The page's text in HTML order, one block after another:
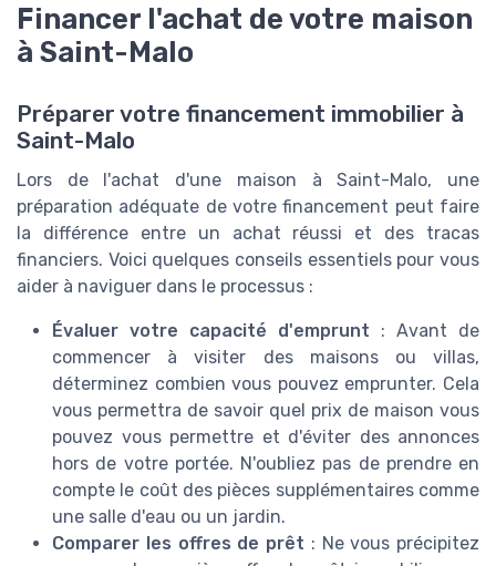
Financer l'achat de votre maison
à Saint-Malo
Préparer votre financement immobilier à
Saint-Malo
Lors de l'achat d'une maison à Saint-Malo, une
préparation adéquate de votre financement peut faire
la différence entre un achat réussi et des tracas
financiers. Voici quelques conseils essentiels pour vous
aider à naviguer dans le processus :
Évaluer votre capacité d'emprunt : Avant de
commencer à visiter des maisons ou villas,
déterminez combien vous pouvez emprunter. Cela
vous permettra de savoir quel prix de maison vous
pouvez vous permettre et d'éviter des annonces
hors de votre portée. N'oubliez pas de prendre en
compte le coût des pièces supplémentaires comme
une salle d'eau ou un jardin.
Comparer les offres de prêt : Ne vous précipitez